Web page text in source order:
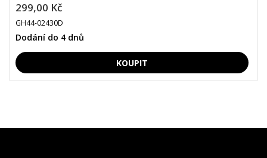
299,00 Kč
GH44-02430D
Dodání do 4 dnů